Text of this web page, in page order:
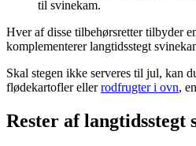
til svinekam.
Hver af disse tilbehørsretter tilbyder
komplementerer langtidsstegt
Skal stegen ikke serveres til jul, kan
flødekartofler ellerrodfrugter i ovn,
Rester af langtidsstegt